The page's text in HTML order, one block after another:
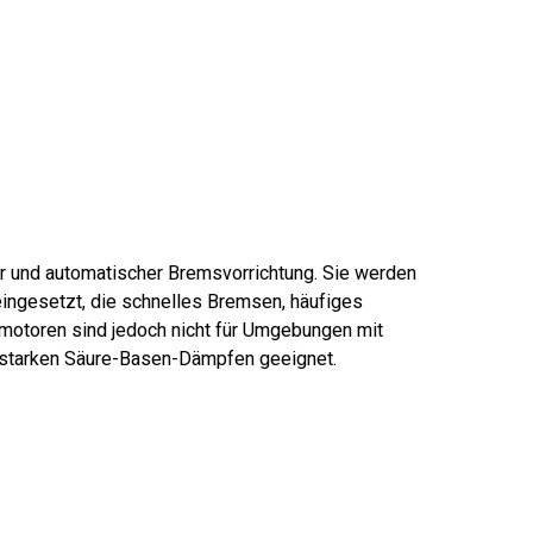
automatischer Bremsvorrichtung. Sie werden
die schnelles Bremsen, häufiges
sind jedoch nicht für Umgebungen mit
Säure-Basen-Dämpfen geeignet.